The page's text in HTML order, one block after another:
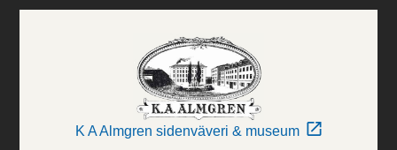
K A Almgren sidenväveri & museum